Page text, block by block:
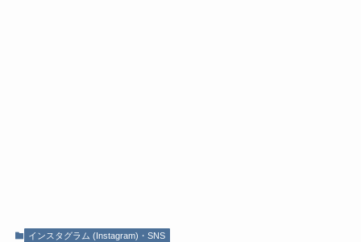
インスタグラム (Instagram)・SNS